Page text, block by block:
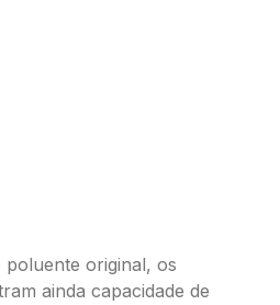
original, os
ainda capacidade de